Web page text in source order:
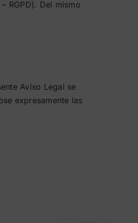
RGPD). Del mismo
Aviso Legal se
expresamente las